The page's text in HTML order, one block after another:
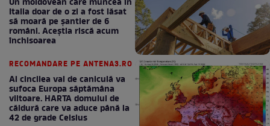
Italia doar de o zi a fost lăsat
să moară pe şantier de 6
români. Aceștia riscă acum
închisoarea
RECOMANDARE PE ANTENA3.RO
Al cincilea val de caniculă va
sufoca Europa săptămâna
viitoare. HARTA domului de
căldură care va aduce până la
42 de grade Celsius